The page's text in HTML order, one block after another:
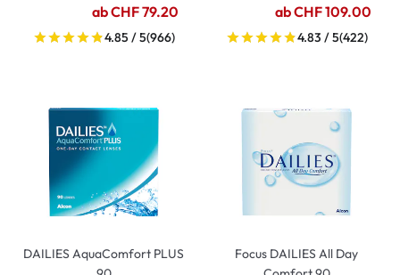
ab CHF 79.20
4.85 / 5(966)
ab CHF 109.00
4.83 / 5(422)
DAILIES AquaComfort PLUS
Focus DAILIES All Day